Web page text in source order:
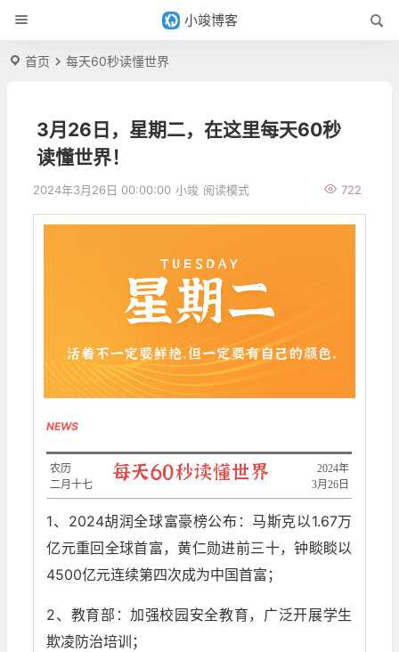
小竣博客
首页 每天60秒读懂世界
3月26日，星期二，在这里每天60秒
读懂世界！
2024年3月26日 00:00:00 小竣 722
阅读模式
NEWS
2024年
3月26日
农历
二月十七
1、2024胡润全球富豪榜公布：马斯克以1.67万
亿元重回全球首富，黄仁勋进前三十，钟睒睒以
4500亿元连续第四次成为中国首富；
2、教育部：加强校园安全教育，广泛开展学生
欺凌防治培训；